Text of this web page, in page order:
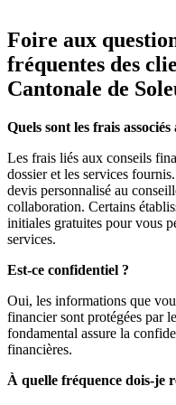
Foire aux
fréquentes des
Cantonale de
Quels sont les frais associés
Les frais liés aux conseils
dossier et les services
devis personnalisé au
collaboration. Certains
initiales gratuites pour vous
services.
Est-ce confidentiel ?
Oui, les informations que
financier sont protégées par
fondamental assure la
financières.
À quelle fréquence dois-je